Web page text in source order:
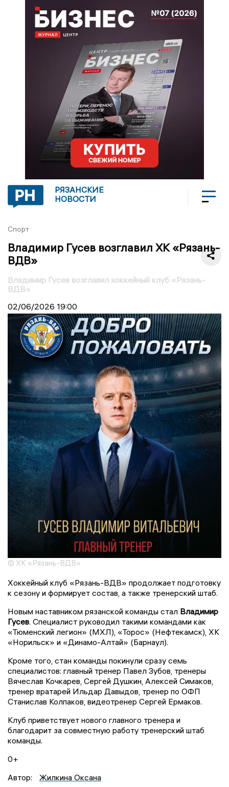
РЯЗАНСКИЕ
НОВОСТИ
Спорт
Владимир Гусев возглавил ХК «Рязань-
ВДВ»
Владимир Гусев возглавил хоккейный клуб «Рязань-
ВДВ»
02/06/2026 19:00
© ХК «Рязань-ВДВ»
Хоккейный клуб «Рязань-ВДВ» продолжает подготовку
к сезону и формирует состав, а также тренерский штаб.
Новым наставником рязанской команды стал Владимир
Гусев. Специалист руководил такими командами как
«Тюменский легион» (МХЛ), «Торос» (Нефтекамск), ХК
«Норильск» и «Динамо-Алтай» (Барнаул).
Кроме того, стан команды покинули сразу семь
специалистов: главный тренер Павел Зубов, тренеры
Вячеслав Кочкарев, Сергей Душкин, Алексей Симаков,
тренер вратарей Ильдар Давыдов, тренер по ОФП
Станислав Колпаков, видеотренер Сергей Ермаков.
Клуб приветствует нового главного тренера и
благодарит за совместную работу тренерский штаб
команды.
0+
Автор:
Жилкина Оксана